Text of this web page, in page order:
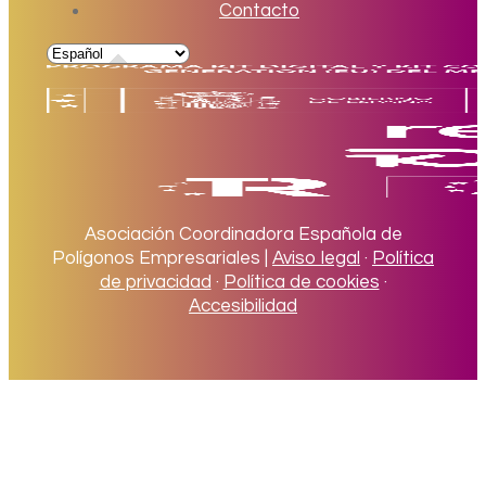
Contacto
Asociación Coordinadora Española de
Polígonos Empresariales | Aviso legal · Política
de privacidad · Política de cookies ·
Accesibilidad